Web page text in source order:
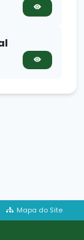
Mapa do Site